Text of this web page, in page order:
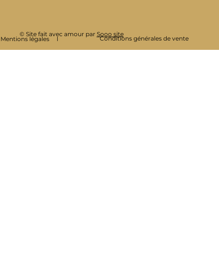
Mentions légales l Conditions générales de vente
© Site fait avec amour par Sooo site